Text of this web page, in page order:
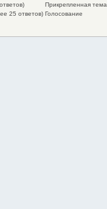
25 ответов)
Прикрепленная тема
Голосование